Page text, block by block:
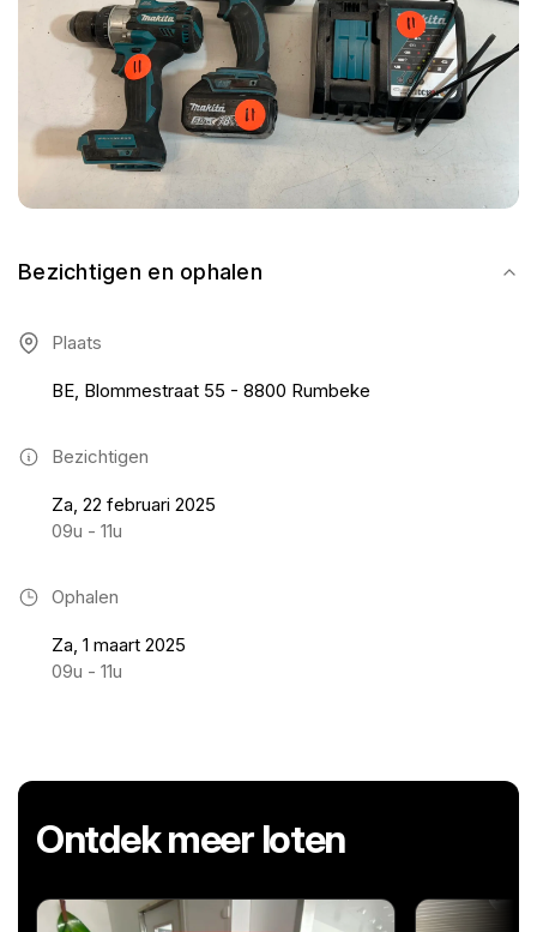
Bezichtigen en ophalen
Plaats
BE, Blommestraat 55 - 8800 Rumbeke
Bezichtigen
Za, 22 februari 2025
09u - 11u
Ophalen
Za, 1 maart 2025
09u - 11u
Ontdek meer loten